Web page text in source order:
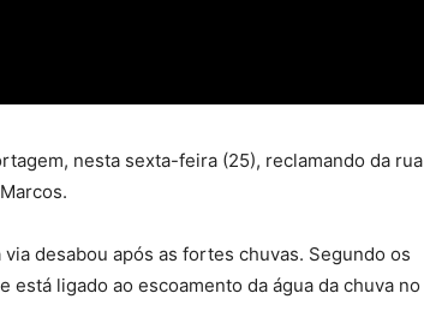
nesta sexta-feira (25), reclamando da rua
desabou após as fortes chuvas. Segundo os
ligado ao escoamento da água da chuva no